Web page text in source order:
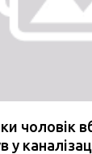
чоловік
у